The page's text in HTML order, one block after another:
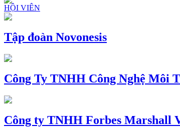
HỘI VIÊN
Tập đoàn Novonesis
Công Ty TNHH Công Nghệ Môi
Công ty TNHH Forbes Marshall